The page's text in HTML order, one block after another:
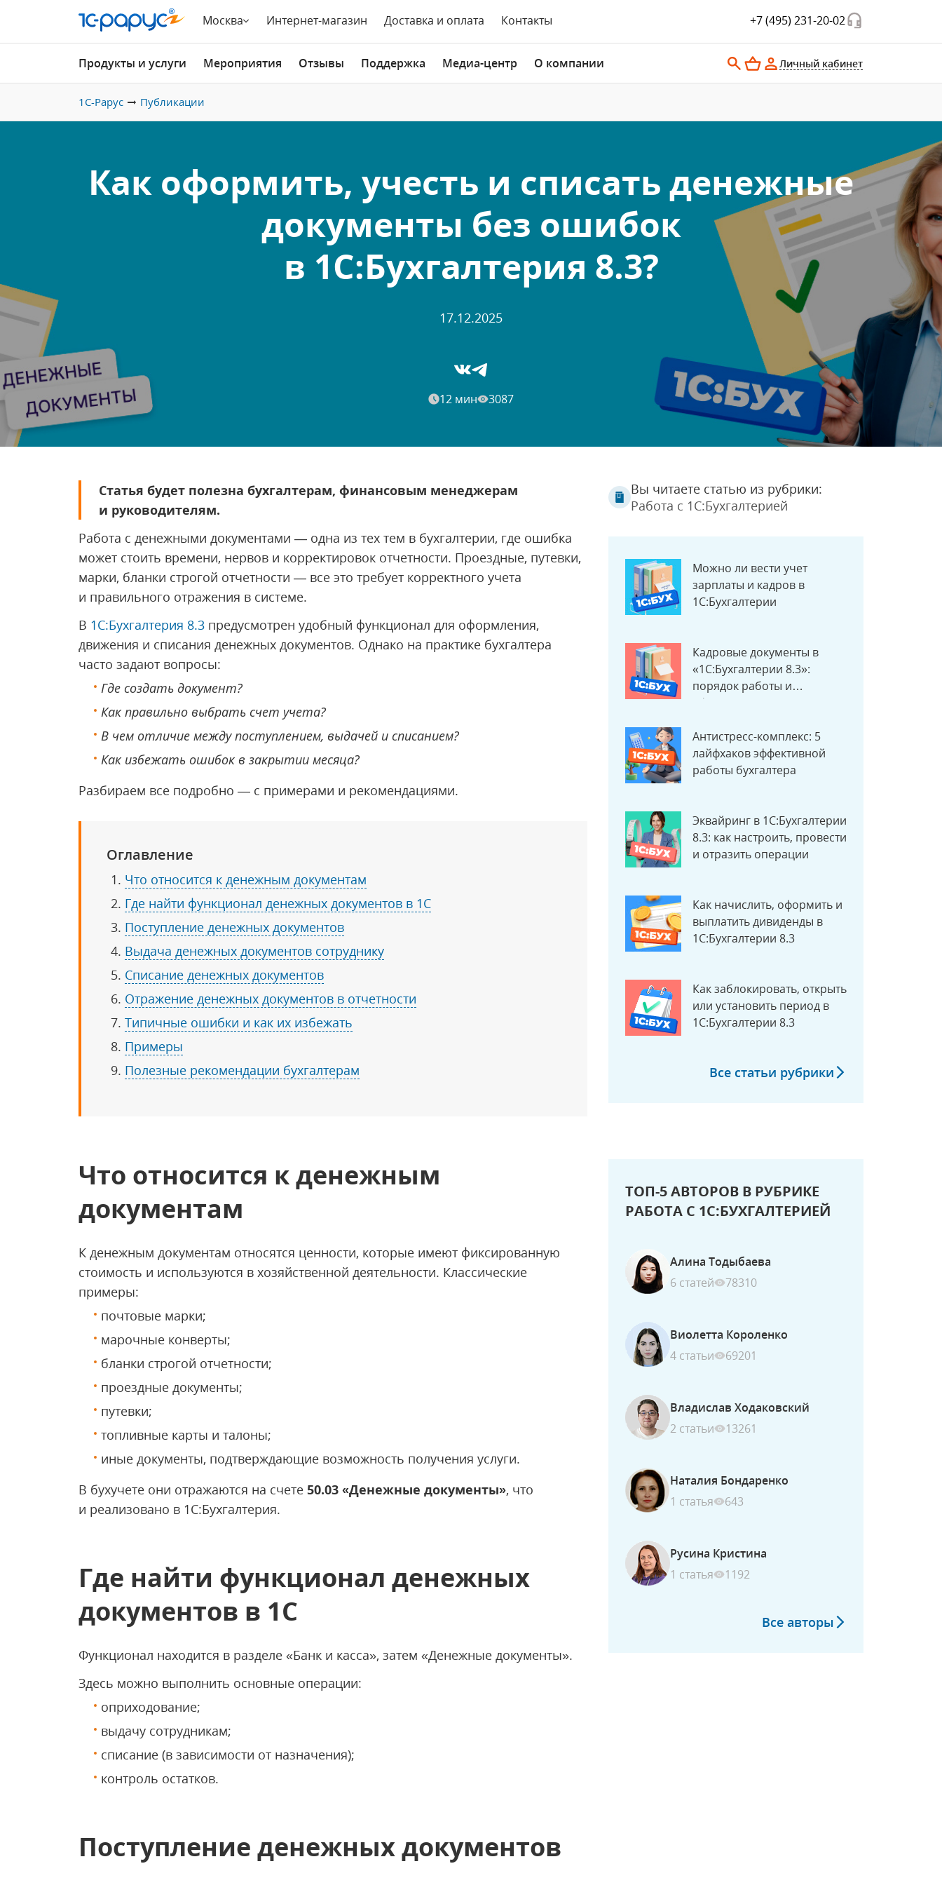
Москва Интернет-магазин Доставка и оплата Контакты +7 (495) 231-20-02
Продукты и услуги Мероприятия Отзывы Поддержка Медиа-центр О компании Личный кабинет
1С-Рарус Публикации
Как оформить, учесть и списать денежные
документы без ошибок
в 1С:Бухгалтерия 8.3?
17.12.2025
12 мин 3087
Статья будет полезна бухгалтерам, финансовым менеджерам
и руководителям.
Работа с денежными документами — одна из тех тем в бухгалтерии, где ошибка
может стоить времени, нервов и корректировок отчетности. Проездные, путевки,
марки, бланки строгой отчетности — все это требует корректного учета
и правильного отражения в системе.
В 1С:Бухгалтерия 8.3 предусмотрен удобный функционал для оформления,
движения и списания денежных документов. Однако на практике бухгалтера
часто задают вопросы:
Где создать документ?
Как правильно выбрать счет учета?
В чем отличие между поступлением, выдачей и списанием?
Как избежать ошибок в закрытии месяца?
Разбираем все подробно — с примерами и рекомендациями.
Оглавление
Что относится к денежным документам
Где найти функционал денежных документов в 1С
Поступление денежных документов
Выдача денежных документов сотруднику
Списание денежных документов
Отражение денежных документов в отчетности
Типичные ошибки и как их избежать
Примеры
Полезные рекомендации бухгалтерам
Что относится к денежным
документам
К денежным документам относятся ценности, которые имеют фиксированную
стоимость и используются в хозяйственной деятельности. Классические
примеры:
почтовые марки;
марочные конверты;
бланки строгой отчетности;
проездные документы;
путевки;
топливные карты и талоны;
иные документы, подтверждающие возможность получения услуги.
В бухучете они отражаются на счете 50.03 «Денежные документы», что
и реализовано в 1С:Бухгалтерия.
Где найти функционал денежных
документов в 1С
Функционал находится в разделе «Банк и касса», затем «Денежные документы».
Здесь можно выполнить основные операции:
оприходование;
выдачу сотрудникам;
списание (в зависимости от назначения);
контроль остатков.
Поступление денежных документов
Вы читаете статью из рубрики:
Работа с 1С:Бухгалтерией
Можно ли вести учет
зарплаты и кадров в
1С:Бухгалтерии
Кадровые документы в
«1С:Бухгалтерии 8.3»:
порядок работы и
оформления
Антистресс-комплекс: 5
лайфхаков эффективной
работы бухгалтера
Эквайринг в 1С:Бухгалтерии
8.3: как настроить, провести
и отразить операции
Как начислить, оформить и
выплатить дивиденды в
1С:Бухгалтерии 8.3
Как заблокировать, открыть
или установить период в
1С:Бухгалтерии 8.3
Все статьи рубрики
ТОП-5 АВТОРОВ В РУБРИКЕ
РАБОТА С 1С:БУХГАЛТЕРИЕЙ
Алина Тодыбаева
6 статей
78310
Виолетта Короленко
4 статьи
69201
Владислав Ходаковский
2 статьи
13261
Наталия Бондаренко
1 статья
643
Русина Кристина
1 статья
1192
Все авторы